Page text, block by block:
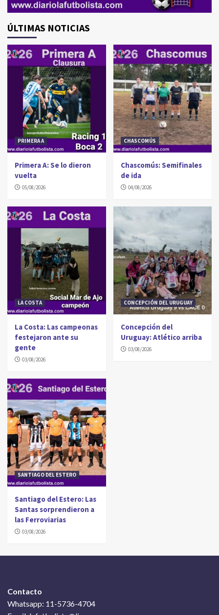
ÚLTIMAS NOTICIAS
PRIMERA A
Primera A: Se lo dieron
vuelta
05/08/2026
CHASCOMÚS
Chascomús: Semifinales
de ida
04/08/2026
LA COSTA
La Costa: Las campeonas
festejaron ante su
gente
03/08/2026
CONCEPCIÓN DEL URUGUAY
Concepción del
Uruguay: Atlético arriba
03/08/2026
SANTIAGO DEL ESTERO
Santiago del Estero: Las
Santas sorprendieron a
las Ferroviarias
03/08/2026
Contacto
Whatsapp: 11-5736-4704